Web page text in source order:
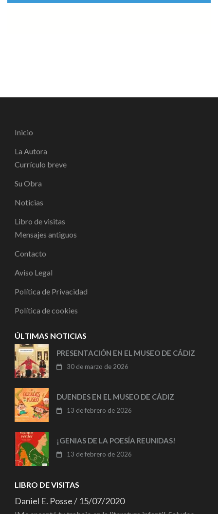
Inicio
La Autora
Currículo breve
Su Obra
Noticias
Libro de visitas
Mensajes antiguos
Contacto
Aviso Legal
Política de Privacidad
Política de cookies
ÚLTIMAS NOTICIAS
PRESENTACIÓN EN EL MUSEO DE CÁDIZ
30 de marzo de 2026
DUENDES EN EL MUSEO DE CÁDIZ
13 de febrero de 2026
¡GENIAS DE LA POESÍA REUNIDAS!
13 de febrero de 2026
LIBRO DE VISITAS
Daniel E. Posse/ 15/07/2020